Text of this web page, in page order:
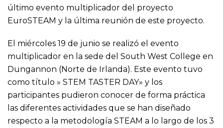
último evento multiplicador del proyecto
EuroSTEAM y la última reunión de este proyecto.
El miércoles 19 de junio se realizó el evento
multiplicador en la sede del South West College en
Dungannon (Norte de Irlanda). Este evento tuvo
como título » STEM TASTER DAY» y los
participantes pudieron conocer de forma práctica
las diferentes actividades que se han diseñado
respecto a la metodología STEAM a lo largo de los 3